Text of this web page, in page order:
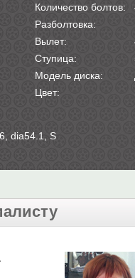
Количество болтов:
Разболтовка:
Вылет:
Ступица:
Модель диска:
Цвет:
dia54.1, S